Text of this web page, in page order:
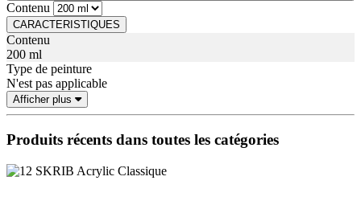
Contenu
CARACTERISTIQUES
Contenu
200 ml
Type de peinture
N'est pas applicable
Afficher plus
Produits récents dans toutes les catégories